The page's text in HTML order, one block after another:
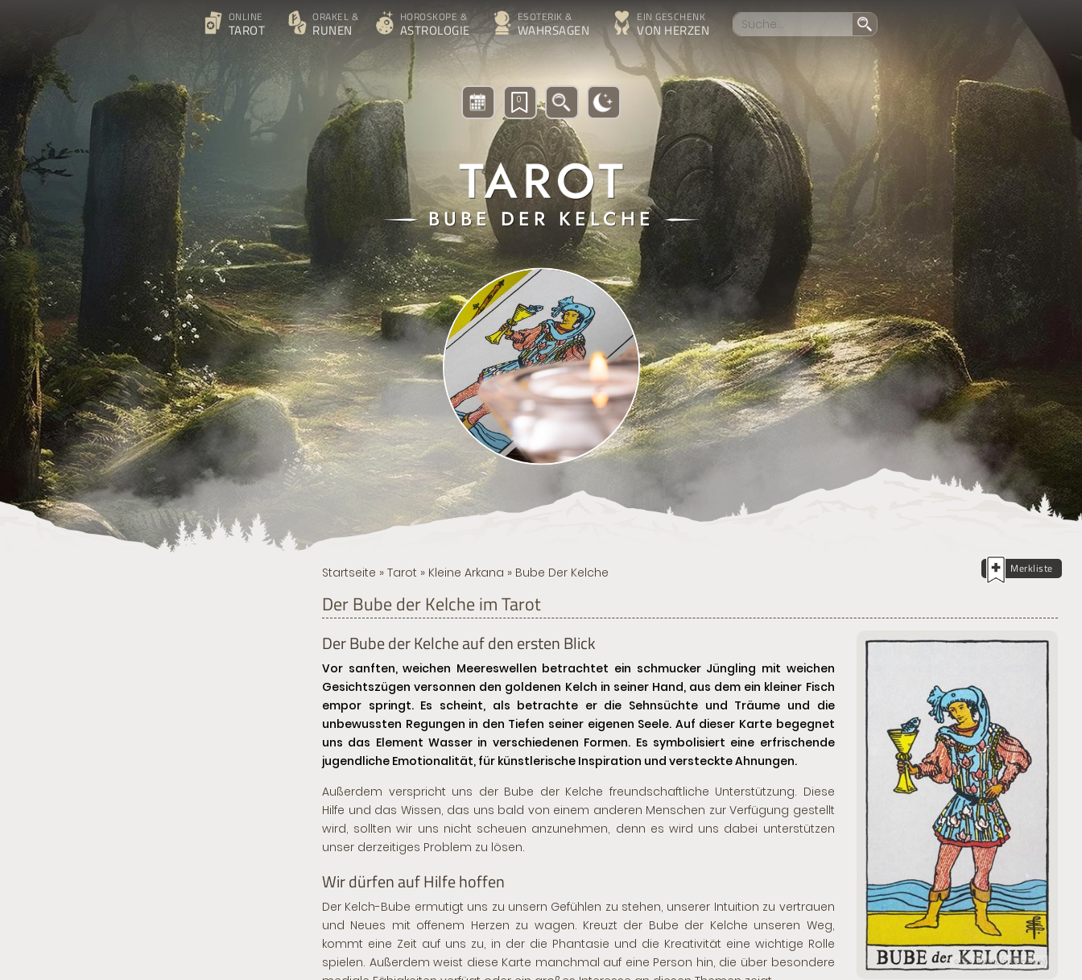
ONLINE
TAROT
ORAKEL &
RUNEN
HOROSKOPE &
ASTROLOGIE
ESOTERIK &
WAHRSAGEN
EIN GESCHENK
VON HERZEN
0
BUBE DER KELCHE
Merkliste
Startseite » Tarot » Kleine Arkana » Bube Der Kelche
Der Bube der Kelche im Tarot
© 1909 A.E.Waite (Public Domain)
Der Bube der Kelche auf den ersten Blick
Vor sanften, weichen Meereswellen betrachtet ein schmucker Jüngling mit weichen
Gesichtszügen versonnen den goldenen Kelch in seiner Hand, aus dem ein kleiner Fisch
empor springt. Es scheint, als betrachte er die Sehnsüchte und Träume und die
unbewussten Regungen in den Tiefen seiner eigenen Seele. Auf dieser Karte begegnet
uns das Element Wasser in verschiedenen Formen. Es symbolisiert eine erfrischende
jugendliche Emotionalität, für künstlerische Inspiration und versteckte Ahnungen.
Außerdem verspricht uns der Bube der Kelche freundschaftliche Unterstützung. Diese
Hilfe und das Wissen, das uns bald von einem anderen Menschen zur Verfügung gestellt
wird, sollten wir uns nicht scheuen anzunehmen, denn es wird uns dabei unterstützen
unser derzeitiges Problem zu lösen.
Wir dürfen auf Hilfe hoffen
Der Kelch-Bube ermutigt uns zu unsern Gefühlen zu stehen, unserer Intuition zu vertrauen
und Neues mit offenem Herzen zu wagen. Kreuzt der Bube der Kelche unseren Weg,
kommt eine Zeit auf uns zu, in der die Phantasie und die Kreativität eine wichtige Rolle
spielen. Außerdem weist diese Karte manchmal auf eine Person hin, die über besondere